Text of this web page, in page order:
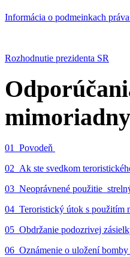
Informácia o podmeinkach
Rozhodnutie prezidenta SR
01_Povodeň
02_Ak ste svedkom
03_Neoprávnené použitie
04_Teroristický útok s použitím
05_Obdržanie podozrivej
06_Oznámenie o uložení